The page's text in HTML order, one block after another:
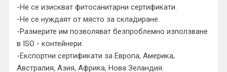
-Не се изискват фитосанитарни сертификати.
-Не се нуждаят от място за складиране.
-Размерите им позволяват безпроблемно използване
в ISO - контейнери.
-Експортни сертификати за Европа, Америка,
Австралия, Азия, Африка, Нова Зеландия.